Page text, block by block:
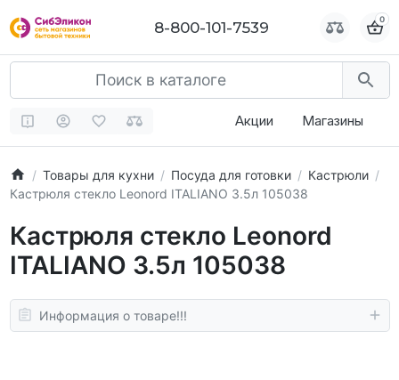
8-800-101-7539 0
Акции Магазины
Товары для кухни Посуда для готовки
Кастрюли
Кастрюля стекло Leonord ITALIANO 3.5л 105038
Кастрюля стекло Leonord
ITALIANO 3.5л 105038
Информация о товаре!!!
8-800-101-7539 0